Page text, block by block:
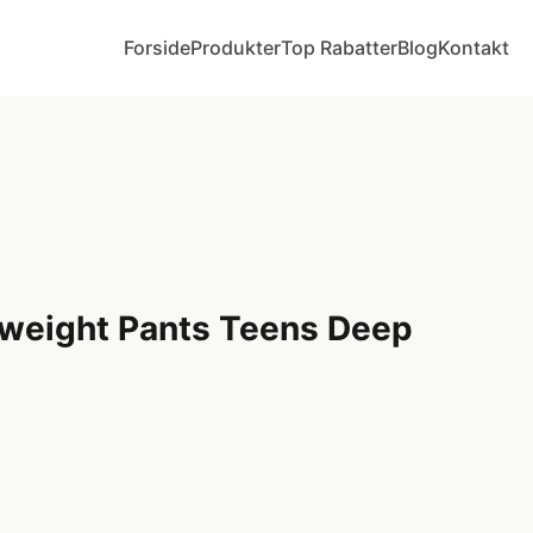
ForsideProdukterTop RabatterBlogKontakt
Pants Teens Deep